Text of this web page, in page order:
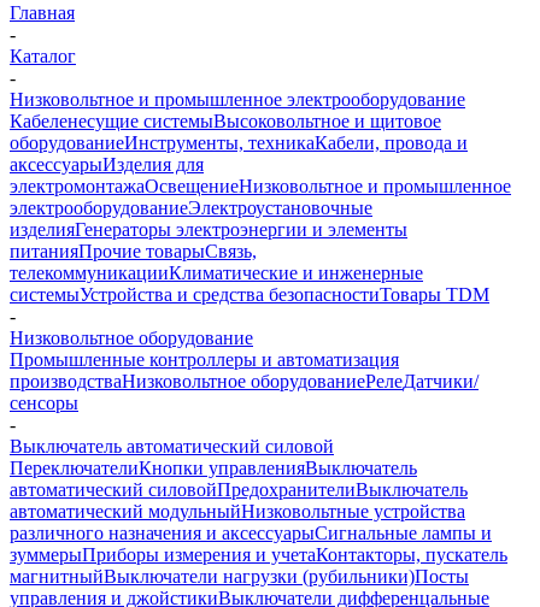
Главная
-
Каталог
-
Низковольтное и промышленное электрооборудование
Кабеленесущие системыВысоковольтное и щитовое
оборудованиеИнструменты, техникаКабели, провода и
аксессуарыИзделия для
электромонтажаОсвещениеНизковольтное и промышленное
электрооборудованиеЭлектроустановочные
изделияГенераторы электроэнергии и элементы
питанияПрочие товарыСвязь,
телекоммуникацииКлиматические и инженерные
системыУстройства и средства безопасностиТовары TDM
-
Низковольтное оборудование
Промышленные контроллеры и автоматизация
производстваНизковольтное оборудованиеРелеДатчики/
сенсоры
-
Выключатель автоматический силовой
ПереключателиКнопки управленияВыключатель
автоматический силовойПредохранителиВыключатель
автоматический модульныйНизковольтные устройства
различного назначения и аксессуарыСигнальные лампы и
зуммерыПриборы измерения и учетаКонтакторы, пускатель
магнитныйВыключатели нагрузки (рубильники)Посты
управления и джойстикиВыключатели дифференцальные